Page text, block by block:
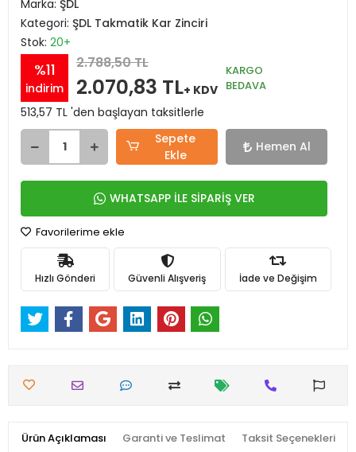
Marka: ŞDL
Kategori: ŞDL Takmatik Kar Zinciri
Stok: 20+
%11
indirim
2.788,50 TL
2.070,83 TL+ KDV
KARGO
BEDAVA
513,57 TL 'den başlayan taksitlerle
Sepete
Ekle
Hemen Al
WHATSAPP İLE SİPARİŞ VER
Favorilerime ekle
Hızlı Gönderi Güvenli Alışveriş İade ve Değişim
Ürün Açıklaması Garanti ve Teslimat Taksit Seçenekleri